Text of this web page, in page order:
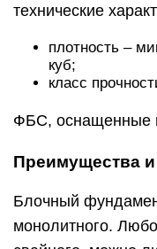
технические
плотность –
куб;
класс
ФБС, оснащенные
Преимущества и
Блочный
монолитного.